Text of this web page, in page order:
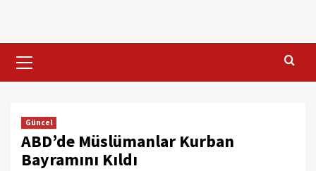
content
Menu
Güncel
ABD’de Müslümanlar Kurban
Bayramını Kıldı